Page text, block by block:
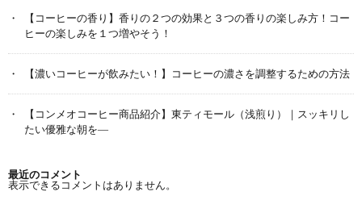
【コーヒーの香り】香りの２つの効果と３つの香りの楽しみ方！コー
ヒーの楽しみを１つ増やそう！
【濃いコーヒーが飲みたい！】コーヒーの濃さを調整するための方法
【コンメオコーヒー商品紹介】東ティモール（浅煎り）｜スッキリし
たい優雅な朝を―
最近のコメント
表示できるコメントはありません。